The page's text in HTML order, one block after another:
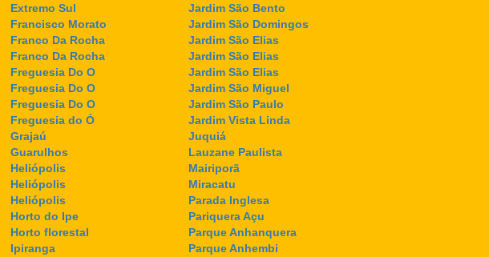
Extremo Sul
Francisco Morato
Franco Da Rocha
Franco Da Rocha
Freguesia Do O
Freguesia Do O
Freguesia Do O
Freguesia do Ó
Grajaú
Guarulhos
Heliópolis
Heliópolis
Heliópolis
Horto do Ipe
Horto florestal
Ipiranga
Jardim São Bento
Jardim São Domingos
Jardim São Elias
Jardim São Elias
Jardim São Elias
Jardim São Miguel
Jardim São Paulo
Jardim Vista Linda
Juquiá
Lauzane Paulista
Mairiporã
Miracatu
Parada Inglesa
Pariquera Açu
Parque Anhanquera
Parque Anhembi